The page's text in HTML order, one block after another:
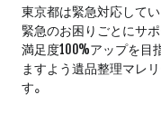
東京都は緊急対応してい
緊急のお困りごとにサ
満足度100%アップを目
ますよう遺品整理マレ
す。